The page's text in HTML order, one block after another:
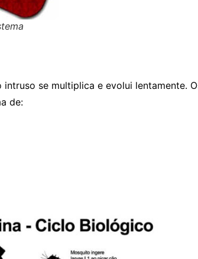
se multiplica e evolui lentamente.
de: